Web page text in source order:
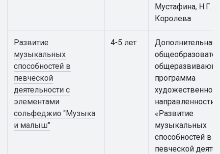
Мустафина, Н.Г.
Королева
Развитие
музыкальных
способностей в
певческой
деятельности с
элементами
сольфеджио "Музыка
и малыш"
4-5 лет
Дополнительная
программа
художественной
направленности
«Развитие
музыкальных
способностей в
певческой